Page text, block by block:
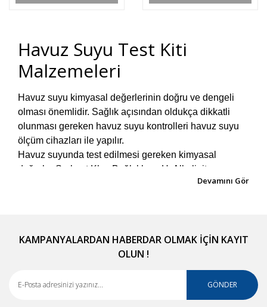
Havuz Suyu Test Kiti
Malzemeleri
Havuz suyu kimyasal değerlerinin doğru ve dengeli
olması önemlidir. Sağlık açısından oldukça dikkatli
olunması gereken havuz suyu kontrolleri havuz suyu
ölçüm cihazları ile yapılır.
Havuz suyunda test edilmesi gereken kimyasal
değerler Serbest Klor, Bağlı klor, pH, Alkalinite ve
siyanürik asit olarak belirlenmiştir. Test kitleri ile günlük
sorunu olur. Sağlığa zararlı kimyasal dengesizlikler
göz yanması, cilt sorunları ve diğer sağlık sorunlarına
Ayrıca havuza yapılan ekonomik yatırımlar da testler
yapılıp sonuçlarına göre düzenlemeler uygulanmazsa
KAMPANYALARDAN HABERDAR OLMAK İÇİN KAYIT
OLUN !
GÖNDER